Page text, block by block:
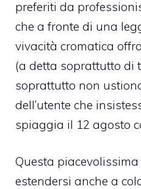
preferiti da
che a fronte di una
vivacità cromatica
(a detta soprattutto di
soprattutto non
dell’utente che
spiaggia il 12 agosto
Questa
estendersi anche a